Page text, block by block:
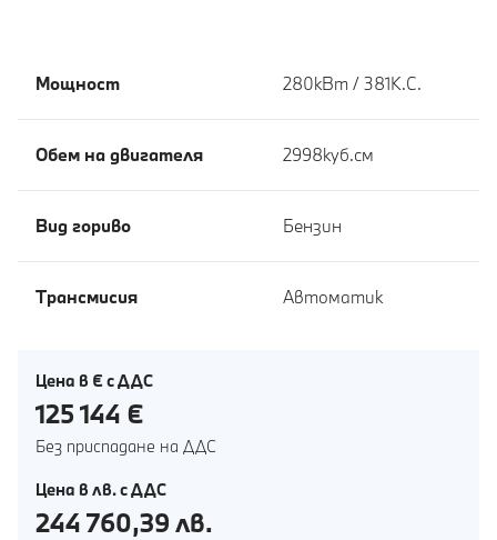
Мощност 280кВт / 381К.С.
Обем на двигателя 2998куб.cм
Вид гориво Бензин
Tрансмисия Автоматик
Цена в € с ДДС
125 144 €
Без приспадане на ДДС
Цена в лв. с ДДС
244 760,39 лв.